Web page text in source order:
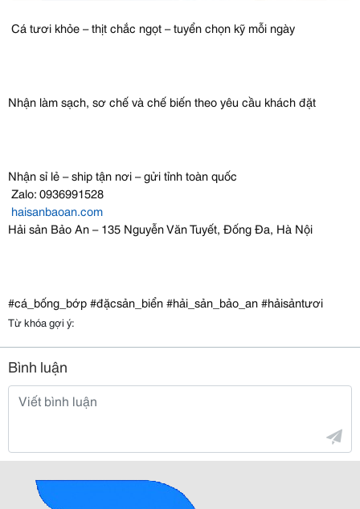
Cá tươi khỏe – thịt chắc ngọt – tuyển chọn kỹ mỗi ngày
Nhận làm sạch, sơ chế và chế biến theo yêu cầu khách đặt
Nhận sỉ lẻ – ship tận nơi – gửi tỉnh toàn quốc
Zalo: 0936991528
haisanbaoan.com
Hải sản Bảo An – 135 Nguyễn Văn Tuyết, Đống Đa, Hà Nội
#cá_bống_bớp #đặcsản_biển #hải_sản_bảo_an #hảisảntươi
Từ khóa gợi ý:
Bình luận